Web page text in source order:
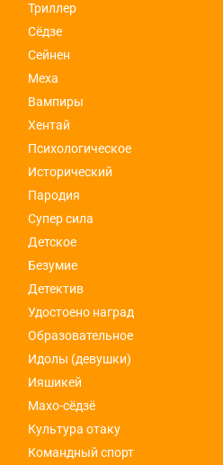
Триллер
Сёдзе
Сейнен
Меха
Вампиры
Хентай
Психологическое
Исторический
Пародия
Супер сила
Детское
Безумие
Детектив
Удостоено наград
Образовательное
Идолы (девушки)
Ияшикей
Махо-сёдзё
Культура отаку
Командный спорт